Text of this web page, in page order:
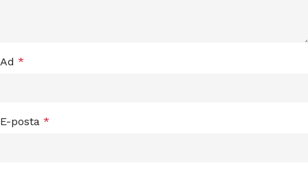
Ad *
E-posta *